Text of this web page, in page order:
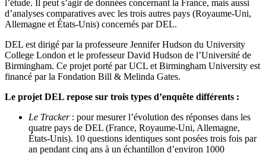
l’étude. Il peut s’agir de données concernant la France, mais aussi
d’analyses comparatives avec les trois autres pays (Royaume-Uni,
Allemagne et États-Unis) concernés par DEL.
DEL est dirigé par la professeure Jennifer Hudson du University
College London et le professeur David Hudson de l’Université de
Birmingham. Ce projet porté par UCL et Birmingham University est
financé par la Fondation Bill & Melinda Gates.
Le projet DEL repose sur trois types d’enquête différents :
Le Tracker: pour mesurer l’évolution des réponses dans les
quatre pays de DEL (France, Royaume-Uni, Allemagne,
États-Unis). 10 questions identiques sont posées trois fois par
an pendant cinq ans à un échantillon d’environ 1000